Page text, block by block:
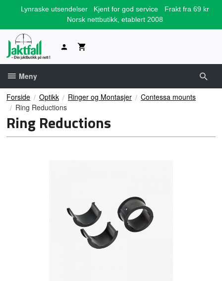
Lynraske utsendelser Kjent for god service
Frakt fra 69 kr
Norsk nettbutikk, etablert 2008
Meny
Forside Optikk Ringer og Montasjer
Contessa mounts
Ring Reductions
Ring Reductions